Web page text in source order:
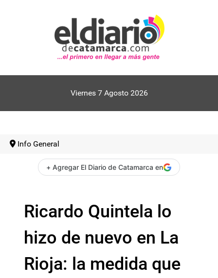
Viernes 7 Agosto 2026
Info General
+ Agregar El Diario de Catamarca en
Ricardo Quintela lo
hizo de nuevo en La
Rioja: la medida que